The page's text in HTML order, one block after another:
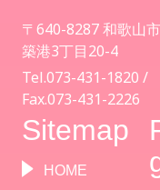
〒640-8287 和歌山市
築港3丁目20-4
Tel.073-431-1820 /
Fax.073-431-2226
Sitemap
HOME